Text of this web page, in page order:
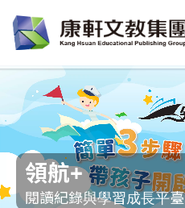
領航+
閱讀紀錄與學習成長平臺